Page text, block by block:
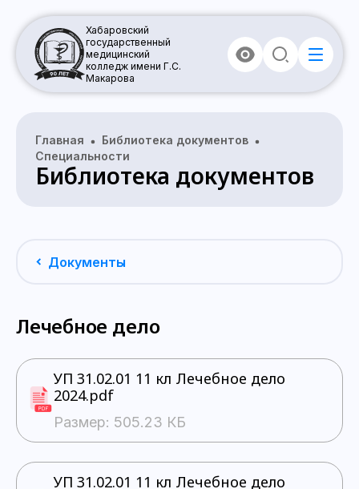
Хабаровский
государственный
медицинский
колледж имени Г.С.
Макарова
Главная
Библиотека документов
Специальности
Библиотека документов
Документы
Лечебное дело
УП 31.02.01 11 кл Лечебное дело
2024.pdf
Размер: 505.23 КБ
УП 31.02.01 11 кл Лечебное дело